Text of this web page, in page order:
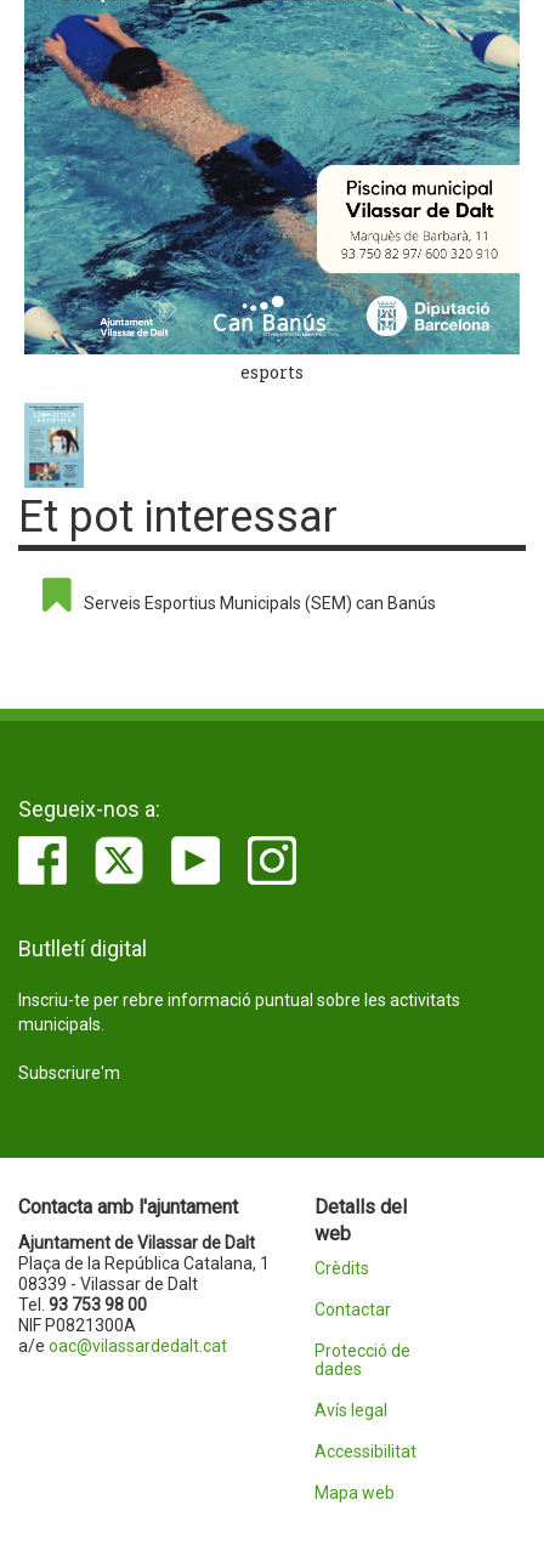
esports
Et pot interessar
Serveis Esportius Municipals (SEM) can Banús
Segueix-nos a:
Butlletí digital
Inscriu-te per rebre informació puntual sobre les activitats
municipals.
Subscriure'm
Contacta amb l'ajuntament
Ajuntament de Vilassar de Dalt
Plaça de la República Catalana, 1
08339 - Vilassar de Dalt
Tel. 93 753 98 00
NIF P0821300A
a/e oac@vilassardedalt.cat
Detalls del
web
Crèdits
Contactar
Protecció de
dades
Avís legal
Accessibilitat
Mapa web